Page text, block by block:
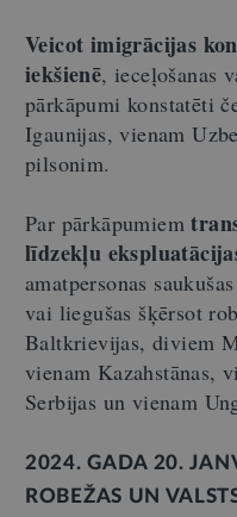
Veicot imigrācijas
iekšienē, ieceļošanas
pārkāpumi konstatēti
Igaunijas, vienam
pilsonim.
Par pārkāpumiem
līdzekļu
amatpersonas
vai liegušas šķērsot
Baltkrievijas, diviem
vienam Kazahstānas,
Serbijas un vienam
2024. GADA 20.
ROBEŽAS UN